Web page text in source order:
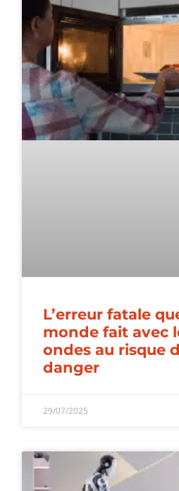
L’erreur fatale
monde fait avec
ondes au risque
danger
29/07/2025